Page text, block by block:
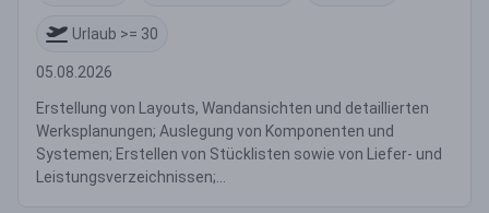
Urlaub >= 30
05.08.2026
Erstellung von Layouts, Wandansichten und detaillierten
Werksplanungen; Auslegung von Komponenten und
Systemen; Erstellen von Stücklisten sowie von Liefer- und
Leistungsverzeichnissen;...